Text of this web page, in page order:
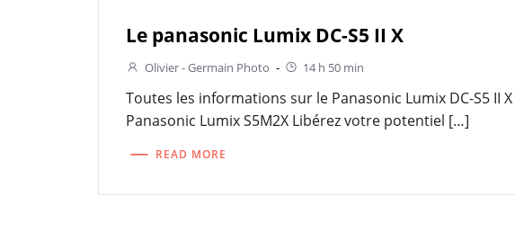
Le panasonic Lumix DC-S5 II X
Olivier - Germain Photo - 14 h 50 min
Toutes les informations sur le Panasonic Lumix DC-S5 II X
Panasonic Lumix S5M2X Libérez votre potentiel […]
READ MORE